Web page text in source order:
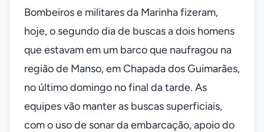
Bombeiros e militares da Marinha fizeram,
hoje, o segundo dia de buscas a dois homens
que estavam em um barco que naufragou na
região de Manso, em Chapada dos Guimarães,
no último domingo no final da tarde. As
equipes vão manter as buscas superficiais,
com o uso de sonar da embarcação, apoio do